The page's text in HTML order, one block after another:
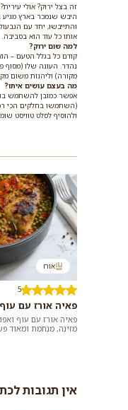
זה בצל ירוק? אולי
היבש שנמכר בארץ מגיע
והתייבשו, יחד עם
אותו כל עוד הוא בסביבה.
למה שום ירוק?
קודם כל בגלל הטעם – הוא
נהדר. העונה שלו (מסוף
מקורה) וליהנות משום
מה בעצם עושים איתו?
אפשר כמובן להשתמש בו
(השתמשו בחלקים הכי
ולהוסיף לסלט טוויסט
אורז
5
פאיה אורז עם
פאיה אורז עם עוף
מזינה, מנחמת ומאוד
אין תגובות